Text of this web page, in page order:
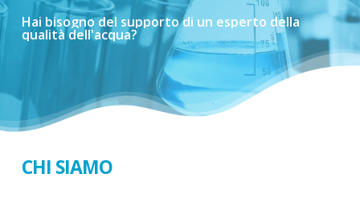
Hai bisognodel supportodi un esperto della
qualitàdell'acqua?
CHI SIAMO